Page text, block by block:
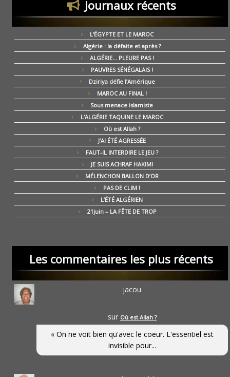
Journaux récents
L’ÉGYPTE ET LE MAROC
Algérie : la défaite et après ?
ALGÉRIE… PLEURE PAS !
PAUVRES SÉNÉGALAIS !
Dziriya défie l’Amérique
MAROC AU FINAL !
Sous menace islamiste
L’ALGÉRIE TAQUINE LE MAROC
Où est Allah ?
J’AI ÉTÉ AGRESSÉE
FAUT-IL INTERDIRE LE JEU ?
JE SUIS ACHRAF HAKIMI
MÉLENCHON BALLON D’OR
PAS DE CLIM !
L’ÉTÉ ALGÉRIEN
21juin – LA FÊTE DE TROP
Les commentaires les plus récents
jacou
sur Où est Allah ?
« On ne voit bien qu'avec le coeur. L'essentiel est
invisible pour...